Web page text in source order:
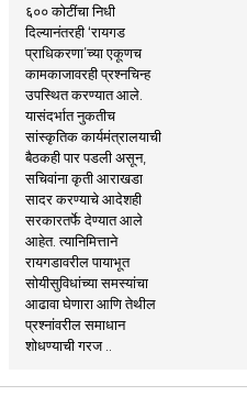
६०० कोटींचा निधी
दिल्यानंतरही ‘रायगड
प्राधिकरणा’च्या एकूणच
कामकाजावरही प्रश्नचिन्ह
उपस्थित करण्यात आले.
यासंदर्भात नुकतीच
सांस्कृतिक कार्यमंत्रालयाची
बैठकही पार पडली असून,
सचिवांना कृती आराखडा
सादर करण्याचे आदेशही
सरकारतर्फे देण्यात आले
आहेत. त्यानिमित्ताने
रायगडावरील पायाभूत
सोयीसुविधांच्या समस्यांचा
आढावा घेणारा आणि तेथील
प्रश्नांवरील समाधान
शोधण्याची गरज ..